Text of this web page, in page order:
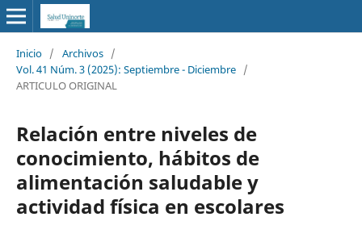
Inicio / Archivos /
Vol. 41 Núm. 3 (2025): Septiembre - Diciembre /
ARTICULO ORIGINAL
Relación entre niveles de
conocimiento, hábitos de
alimentación saludable y
actividad física en escolares